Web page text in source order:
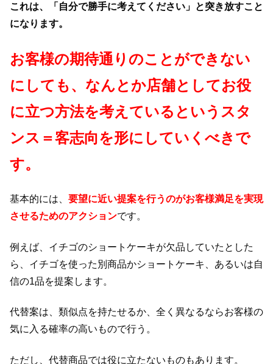
これは、「自分で勝手に考えてください」と突き放すこと
になります。
お客様の期待通りのことができない
にしても、なんとか店舗としてお役
に立つ方法を考えているというスタ
ンス＝客志向を形にしていくべきで
す。
基本的には、 要望に近い提案を行うのがお客様満足を実現
させるためのアクションです。
例えば、イチゴのショートケーキが欠品していたとした
ら、イチゴを使った別商品かショートケーキ、あるいは自
信の1品を提案します。
代替案は、類似点を持たせるか、全く異なるならお客様の
気に入る確率の高いもので行う。
ただし、代替商品では役に立たないものもあります。